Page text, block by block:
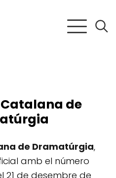
de
de Dramatúrgia,
amb el número
21 de desembre de